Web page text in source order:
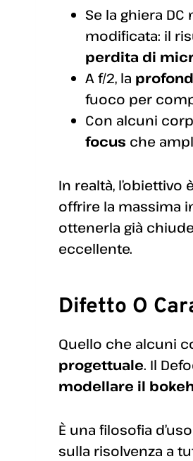
Se la ghiera
modificata: il
perdita di
A f/2, la
fuoco per
Con alcuni
focus che
In realtà,
offrire la massima
ottenerla già
eccellente.
Difetto O
Quello che alcuni
progettuale. Il
modellare il
È una filosofia
sulla risolvenza a